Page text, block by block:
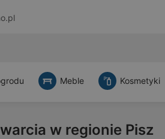
Meble Kosmetyki
w regionie Pisz